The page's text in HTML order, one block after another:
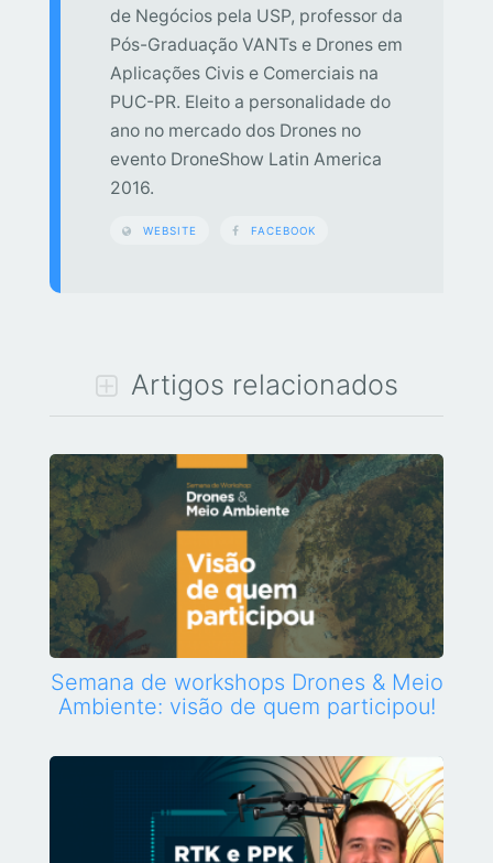
de Negócios pela USP, professor da
Pós-Graduação VANTs e Drones em
Aplicações Civis e Comerciais na
PUC-PR. Eleito a personalidade do
ano no mercado dos Drones no
evento DroneShow Latin America
2016.
WEBSITE FACEBOOK
Artigos relacionados
Semana de workshops Drones & Meio
Ambiente: visão de quem participou!